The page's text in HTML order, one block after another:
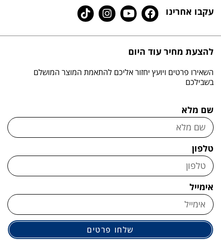
עקבו אחרינו
להצעת מחיר עוד היום
השאירו פרטים ויועץ יחזור אליכם להתאמת המוצר המושלם
בשבילכם
שם מלא
טלפון
אימייל
שלחו פרטים